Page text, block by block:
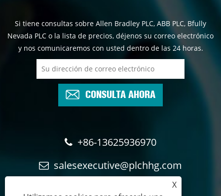
Si tiene consultas sobre Allen Bradley PLC, ABB PLC, Bfully
Nevada PLC o la lista de precios, déjenos su correo electrónico
y nos comunicaremos con usted dentro de las 24 horas.
CONSULTA AHORA
+86-13625936970
salesexecutive@plchhg.com
X